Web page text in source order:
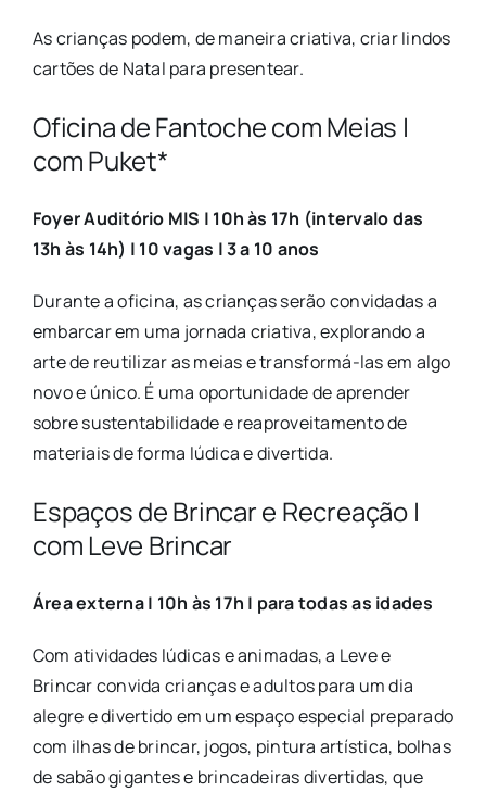
As crianças podem, de maneira criativa, criar lindos
cartões de Natal para presentear.
Oficina de Fantoche com Meias |
com Puket*
Foyer Auditório MIS | 10h às 17h (intervalo das
13h às 14h) | 10 vagas | 3 a 10 anos
Durante a oficina, as crianças serão convidadas a
embarcar em uma jornada criativa, explorando a
arte de reutilizar as meias e transformá-las em algo
novo e único. É uma oportunidade de aprender
sobre sustentabilidade e reaproveitamento de
materiais de forma lúdica e divertida.
Espaços de Brincar e Recreação |
com Leve Brincar
Área externa | 10h às 17h | para todas as idades
Com atividades lúdicas e animadas, a Leve e
Brincar convida crianças e adultos para um dia
alegre e divertido em um espaço especial preparado
com ilhas de brincar, jogos, pintura artística, bolhas
de sabão gigantes e brincadeiras divertidas, que